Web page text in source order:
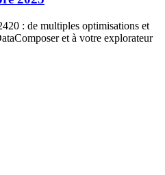
: de multiples optimisations et
et à votre explorateur